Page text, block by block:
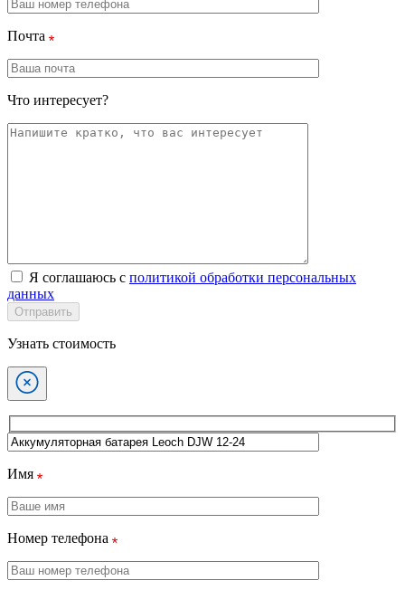
Почта
Что интересует?
Я соглашаюсь с политикой обработки персональных
данных
Отправить
Узнать стоимость
Имя
Номер телефона